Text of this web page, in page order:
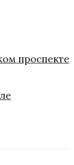
проспекте